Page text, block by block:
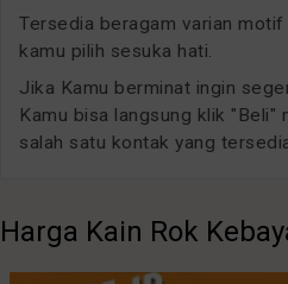
Tersedia beragam varian motif
kamu pilih sesuka hati.
Jika Kamu berminat ingin
Kamu bisa langsung klik "Beli"
salah satu kontak yang
Harga Kain Rok